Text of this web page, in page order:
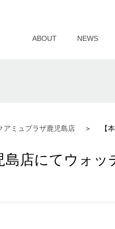
ABOUT NEWS
アミュプラザ鹿児島店 【
島店にてウォ